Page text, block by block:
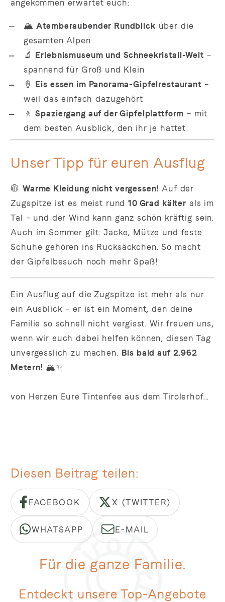
angekommen erwartet euch:
🏔️Atemberaubender Rundblick über die
gesamten Alpen
🔬 Erlebnismuseum und Schneekristall-Welt –
spannend für Groß und Klein
🍦 Eis essen im Panorama-Gipfelrestaurant –
weil das einfach dazugehört
🚶Spaziergang auf der Gipfelplattform – mit
dem besten Ausblick, den ihr je hattet
Unser Tipp für euren Ausflug
🧥 Warme Kleidung nicht vergessen! Auf der
Zugspitze ist es meist rund10 Grad kälter als im
Tal – und der Wind kann ganz schön kräftig sein.
Auch im Sommer gilt: Jacke, Mütze und feste
Schuhe gehören ins Rucksäckchen. So macht
der Gipfelbesuch noch mehr Spaß!
Ein Ausflug auf die Zugspitze ist mehr als nur
ein Ausblick – er ist ein Moment, den deine
Familie so schnell nicht vergisst. Wir freuen uns,
wenn wir euch dabei helfen können, diesen Tag
unvergesslich zu machen. Bis bald auf 2.962
Metern! 🏔️✨
von Herzen Eure Tintenfee aus dem Tirolerhof...
Diesen Beitrag teilen
FACEBOOK X (TWITTER)
WHATSAPP E-MAIL
Für die ganze Familie.
Entdeckt unsere Top-Angebote